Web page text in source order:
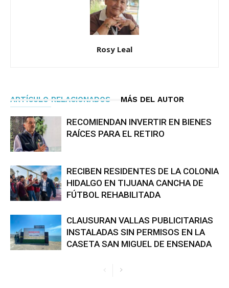
Rosy Leal
ARTÍCULO RELACIONADOS MÁS DEL AUTOR
RECOMIENDAN INVERTIR EN BIENES
RAÍCES PARA EL RETIRO
RECIBEN RESIDENTES DE LA COLONIA
HIDALGO EN TIJUANA CANCHA DE
FÚTBOL REHABILITADA
CLAUSURAN VALLAS PUBLICITARIAS
INSTALADAS SIN PERMISOS EN LA
CASETA SAN MIGUEL DE ENSENADA